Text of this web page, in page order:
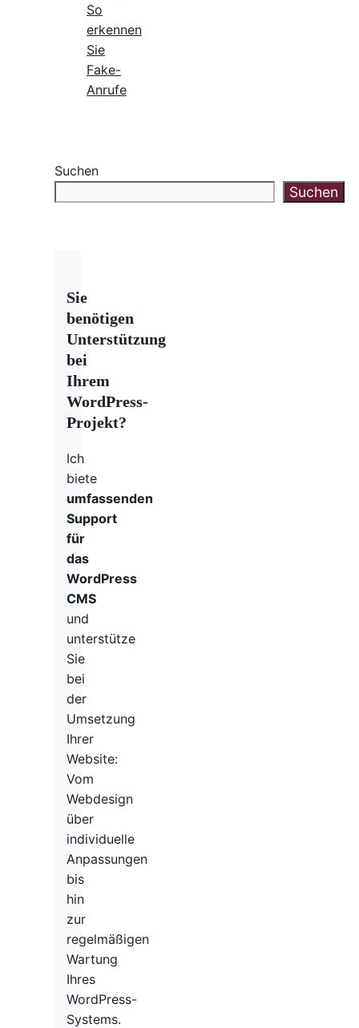
So
erkennen
Sie
Fake-
Anrufe
Suchen
Suchen
Sie
benötigen
Unterstützung
bei
Ihrem
WordPress-
Projekt?
Ich
biete
umfassenden
Support
für
das
WordPress
CMS
und
unterstütze
Sie
bei
der
Umsetzung
Ihrer
Website:
Vom
Webdesign
über
individuelle
Anpassungen
bis
hin
zur
regelmäßigen
Wartung
Ihres
WordPress-
Systems.